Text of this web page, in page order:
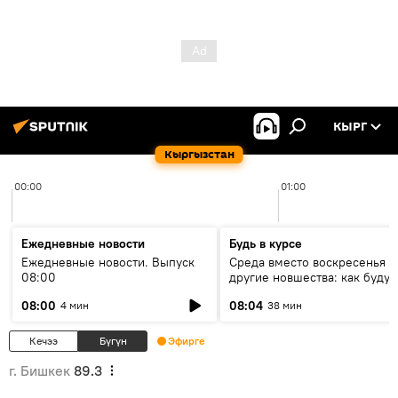
Кыргызстан
КЫРГ
00:00 01:00
Ежедневные новости
Ежедневные новости. Выпуск
08:00
08:00 4 мин
Будь в курсе
Среда вместо воскресенья и
другие новшества: как будут
08:04 38 мин
Кечээ Бүгүн Эфирге
г. Бишкек 89.3